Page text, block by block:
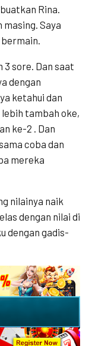
Rina.
Saya
sore. Dan saat
dengan
ketahui dan
tambah oke,
ke-2 . Dan
coba dan
mereka
nilainya naik
dengan nilai di
dengan gadis-